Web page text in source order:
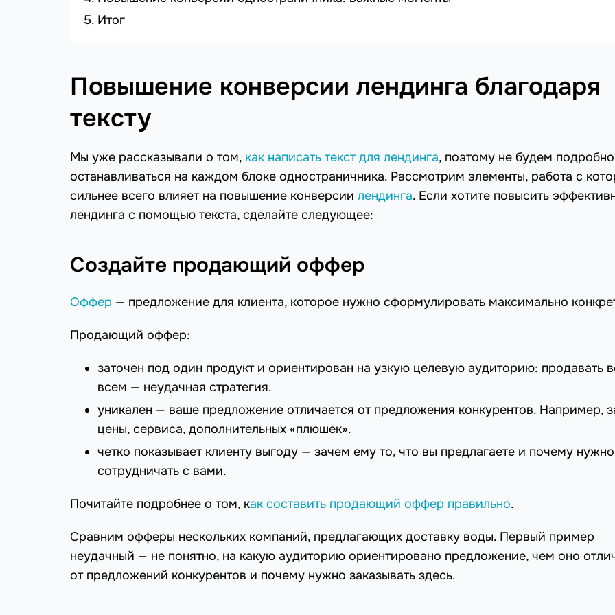
Итог
Повышение конверсии лендинга благодаря
тексту
Мы уже рассказывали о том, как написать текст для лендинга, поэтому не будем подробно
останавливаться на каждом блоке одностраничника. Рассмотрим элементы, работа с
сильнее всего влияет на повышение конверсии лендинга. Если хотите повысить
лендинга с помощью текста, сделайте следующее:
Создайте продающий оффер
Оффер — предложение для клиента, которое нужно сформулировать максимально
Продающий оффер:
заточен под один продукт и ориентирован на узкую целевую аудиторию: продавать
всем — неудачная стратегия.
уникален — ваше предложение отличается от предложения конкурентов. Например,
цены, сервиса, дополнительных «плюшек».
четко показывает клиенту выгоду — зачем ему то, что вы предлагаете и почему нужно
сотрудничать с вами.
Почитайте подробнее о том, как составить продающий оффер правильно.
Сравним офферы нескольких компаний, предлагающих доставку воды. Первый пример
неудачный — не понятно, на какую аудиторию ориентировано предложение, чем оно
от предложений конкурентов и почему нужно заказывать здесь.